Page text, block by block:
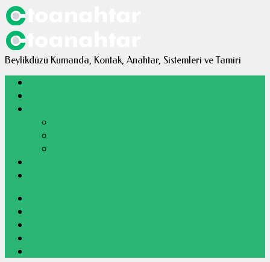
Beylikdüzü Kumanda, Kontak, Anahtar, Sistemleri ve Tamiri